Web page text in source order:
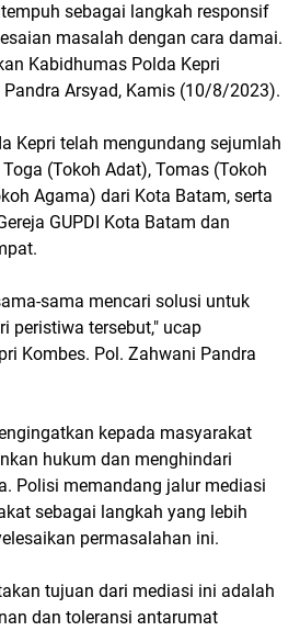
sebagai langkah responsif
masalah dengan cara damai.
Kabidhumas Polda Kepri
Arsyad, Kamis (10/8/2023).
Kepri telah mengundang sejumlah
(Tokoh Adat), Tomas (Tokoh
Agama) dari Kota Batam, serta
GUPDI Kota Batam dan
sama mencari solusi untuk
peristiwa tersebut," ucap
Kombes. Pol. Zahwani Pandra
kepada masyarakat
hukum dan menghindari
Polisi memandang jalur mediasi
sebagai langkah yang lebih
permasalahan ini.
tujuan dari mediasi ini adalah
dan toleransi antarumat